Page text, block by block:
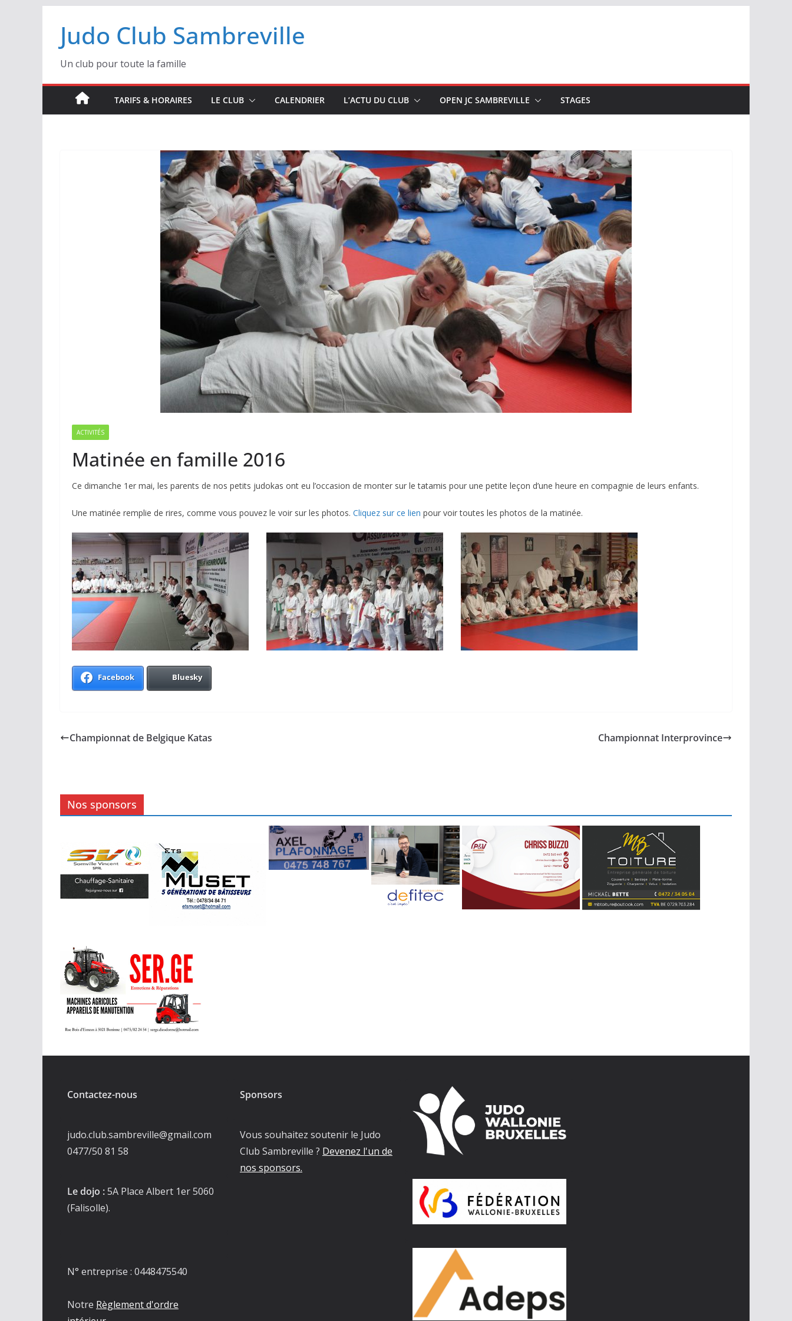
contenu
Judo Club Sambreville
Un club pour toute la famille
TARIFS & HORAIRES LE CLUB CALENDRIER L’ACTU DU CLUB OPEN JC SAMBREVILLE STAGES
ACTIVITÉS
Matinée en famille 2016
Ce dimanche 1er mai, les parents de nos petits judokas ont eu l’occasion de monter sur le tatamis pour une petite leçon d’une heure en compagnie de leurs enfants.
Une matinée remplie de rires, comme vous pouvez le voir sur les photos. Cliquez sur ce lien pour voir toutes les photos de la matinée.
Facebook Bluesky
Championnat de Belgique Katas Championnat Interprovince
Nos sponsors
Contactez-nous
judo.club.sambreville@gmail.com
0477/50 81 58
Le dojo :5A Place Albert 1er 5060
(Falisolle).
N° entreprise : 0448475540
Notre Règlement d'ordre
Sponsors
Vous souhaitez soutenir le Judo
Club Sambreville ? Devenez l'un de
nos sponsors.